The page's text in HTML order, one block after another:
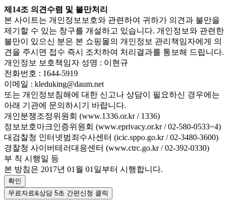
제14조 의견수렴 및 불만처리
본 사이트는 개인정보보호와 관련하여 귀하가 의견과 불만을
제기할 수 있는 창구를 개설하고 있습니다. 개인정보와 관련한
불만이 있으신 분은 본 쇼핑몰의 개인정보 관리책임자에게 의
견을 주시면 접수 즉시 조치하여 처리결과를 통보해 드립니다.
개인정보 보호책임자 성명 : 이현규
전화번호 : 1644-5919
이메일 : kleduking@daum.net
또는 개인정보침해에 대한 신고나 상담이 필요하신 경우에는
아래 기관에 문의하시기 바랍니다.
개인분쟁조정위원회 (www.1336.or.kr / 1336)
정보보호마크인증위원회 (www.eprivacy.or.kr / 02-580-0533~4)
대검찰청 인터넷범죄수사센터 (icic.sppo.go.kr / 02-3480-3600)
경찰청 사이버테러대응센터 (www.ctrc.go.kr / 02-392-0330)
부 칙 시행일 등
본 방침은 2017년 01월 01일부터 시행합니다.
확인
무료자료&상담 5초 간편신청 클릭